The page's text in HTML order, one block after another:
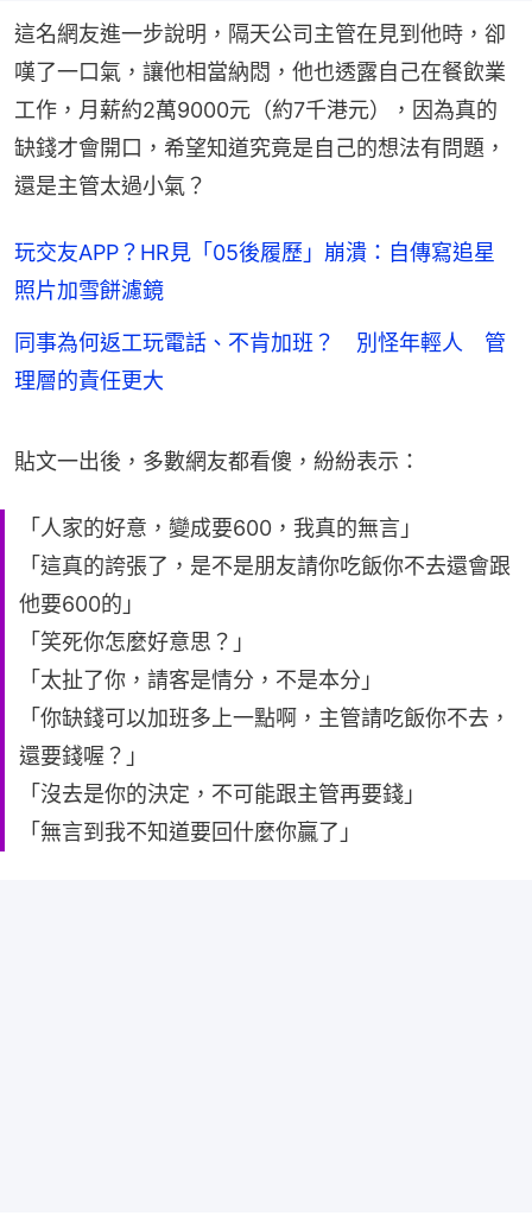
這名網友進一步說明，隔天公司主管在見到他時，卻
嘆了一口氣，讓他相當納悶，他也透露自己在餐飲業
工作，月薪約2萬9000元（約7千港元），因為真的
缺錢才會開口，希望知道究竟是自己的想法有問題，
還是主管太過小氣？
玩交友APP？HR見「05後履歷」崩潰：自傳寫追星
照片加雪餅濾鏡
同事為何返工玩電話、不肯加班？ 別怪年輕人 管
理層的責任更大
貼文一出後，多數網友都看傻，紛紛表示：
「人家的好意，變成要600，我真的無言」
「這真的誇張了，是不是朋友請你吃飯你不去還會跟
他要600的」
「笑死你怎麼好意思？」
「太扯了你，請客是情分，不是本分」
「你缺錢可以加班多上一點啊，主管請吃飯你不去，
還要錢喔？」
「沒去是你的決定，不可能跟主管再要錢」
「無言到我不知道要回什麼你贏了」